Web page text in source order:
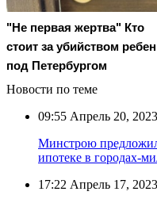
"Не первая жертва" Кто
стоит за убийством
под Петербургом
Новости по теме
09:55 Апрель 20, 2023
Минстрою
ипотеке в городах-
17:22 Апрель 17, 2023